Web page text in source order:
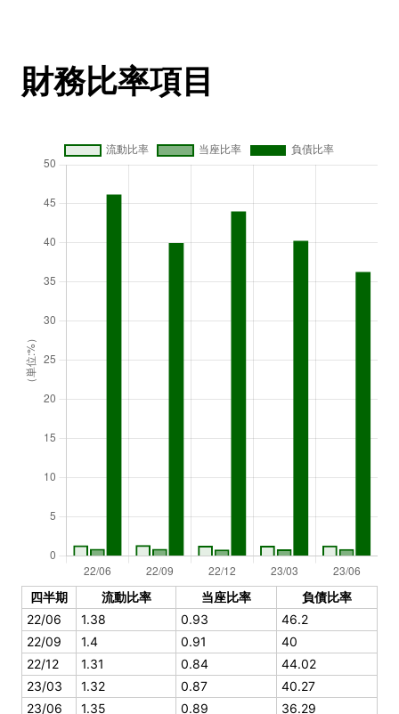
財務比率項目
四半期 流動比率 当座比率
負債比率
22/06
1.38 0.93
46.2
22/09
1.4 0.91
40
22/12
1.31 0.84
44.02
23/03
1.32 0.87
40.27
23/06
1.35 0.89 36.29